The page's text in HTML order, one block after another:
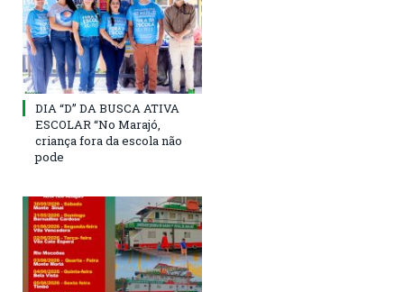
DIA “D” DA BUSCA ATIVA
ESCOLAR “No Marajó,
criança fora da escola não
pode